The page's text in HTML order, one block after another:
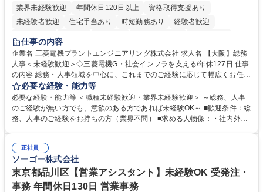
業界未経験歓迎
年間休日120日以上
資格取得支援あり
未経験者歓迎
住宅手当あり 時短勤務あり
経験者歓迎
退職金あり
駅近5分以内
土日祝休み 服装自由 寮・社宅あり 食事補助あり
仕事の内容
企業名 三菱電機プラントエンジニアリング株式会社 求人名 【大阪】総務
人事＜未経験歓迎＞◇三菱電機G・社会インフラを支える/年休127日 仕事
の内容 総務・人事領域を中心に、これまでのご経験に応じて幅広くお任せ
します。 ＜具体的には＞ ・総務/人事労務（給与・社保・勤怠管理など）
・採用・教育研修 ・福利厚生運用 など ※基本的には事務所勤務ですが、
採用や教育等の業務内容により、関西圏以外への日帰り・宿泊を伴う国内
出張もございます。 ※担当業務を持ちつつ、お互いに助け合いながら、総
必要な経験・能力等
必要な経験・能力等 ＜職種未経験歓迎・業界未経験歓迎＞ ～総務、人事
のご経験が無い方でも、意欲のある方であれば未経験OK～ ■歓迎条件：総
務、人事のご経験をお持ちの方（業界不問） ■求める人物像：・社内外の
正社員
ソーゴー株式会社
東京都品川区【営業アシスタント】未経験OK 受発注・
事務 年間休日130日 営業事務